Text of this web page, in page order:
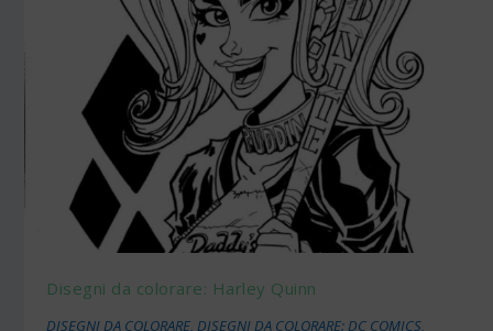
Disegni da colorare: Harley Quinn
DISEGNI DA COLORARE,DISEGNI DA COLORARE: DC COMICS,